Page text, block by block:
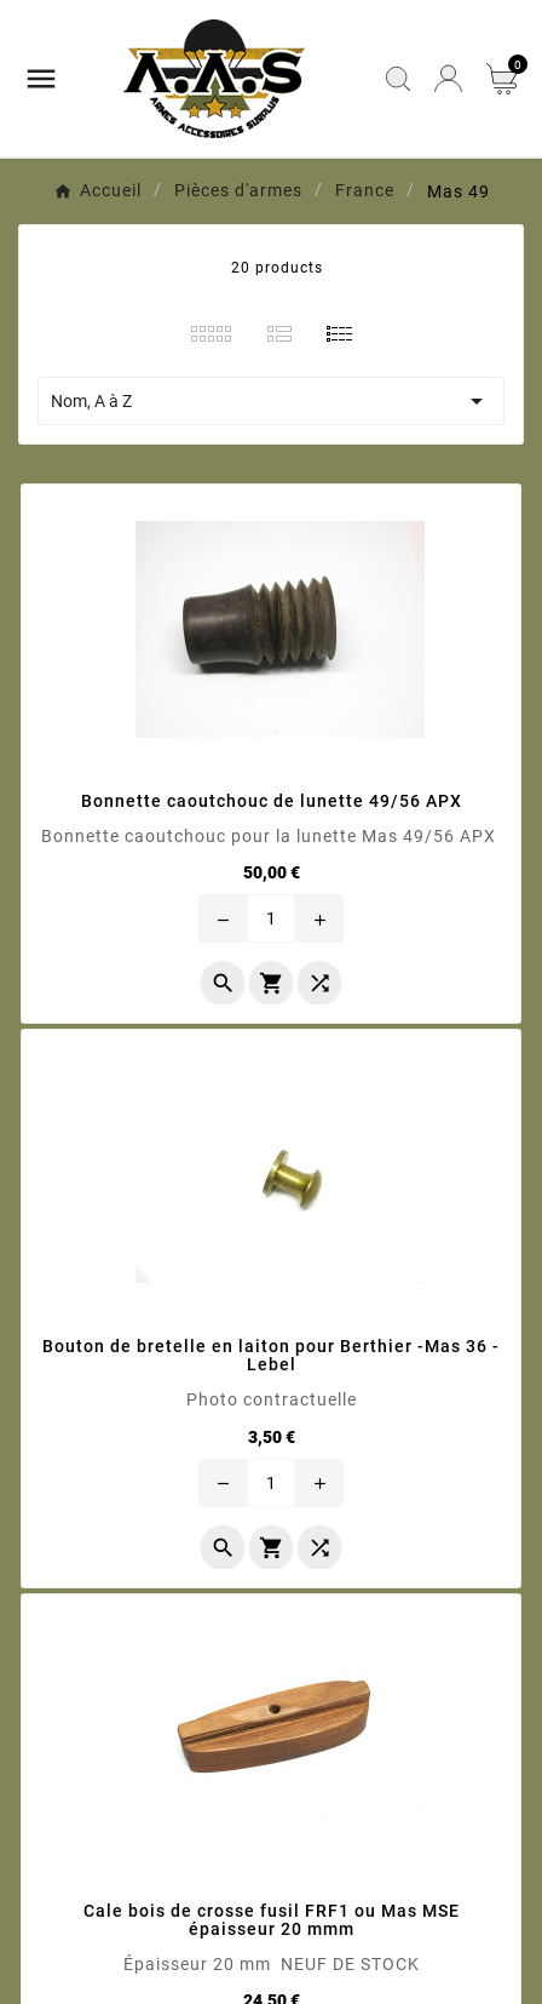
 0
Accueil Pièces d'armes France Mas 49
20 products
Nom, A à Z 
Bonnette caoutchouc de lunette 49/56 APX
Bonnette caoutchouc pour la lunette Mas 49/56 APX
50,00 €Prix
remove add
  
Bouton de bretelle en laiton pour Berthier -Mas 36 -
Lebel
Photo contractuelle
3,50 €Prix
remove add
  
Cale bois de crosse fusil FRF1 ou Mas MSE
épaisseur 20 mmm
Épaisseur 20 mm NEUF DE STOCK
Prix